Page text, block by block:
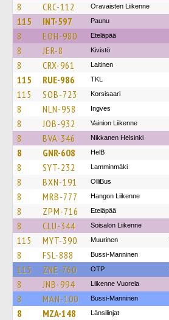
8 CRC-112 Oravaisten Liikenne
115 INT-597 Paunu
8 EOH-980 Eteläpää
8 JER-8 Kivistö
8 CRX-961 Laitinen
115 RUE-986 TKL
115 SOB-723 Korsisaari
8 NLN-958 Ingves
8 JOB-932 Vainion Liikenne
8 BVA-346 Nikkanen Helsinki
8 GNR-608 HelB
8 SYT-232 Lamminmäki
8 BXN-191 OlliBus
8 MRB-777 Hangon Liikenne
8 ZPM-716 Eteläpää
8 CLU-344 Soisalon Liikenne
115 MYT-390 Muurinen
8 FSL-888 Bussi-Manninen
115 ZNE-760 OTP
8 JNB-994 Liikenne Vuorela
8 MAN-100 Bussi-Manninen
8 MZA-148 Länsilinjat